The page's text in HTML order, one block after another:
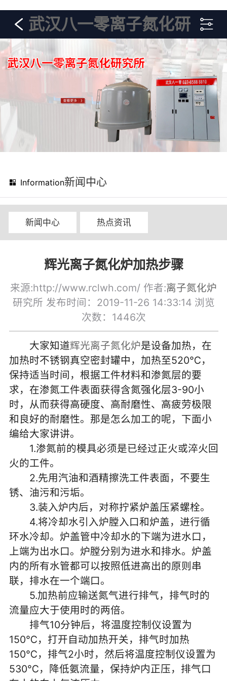
武汉八一零离子氮化研
究所
Information新闻中心
新闻中心 热点资讯
辉光离子氮化炉加热步骤
来源:http://www.rclwh.com/ 作者:离子氮化炉
研究所 发布时间：2019-11-26 14:33:14 浏览
次数：1446次
大家知道辉光离子氮化炉是设备加热，在
加热时不锈钢真空密封罐中，加热至520℃，
保持适当时间，根据工件材料和渗氮层的要
求，在渗氮工件表面获得含氮强化层3-90小
时，从而获得高硬度、高耐磨性、高疲劳极限
和良好的耐磨性。那是怎么加工的呢，下面小
编给大家讲讲。
1.渗氮前的模具必须是已经过正火或淬火回
火的工件。
2.先用汽油和酒精擦洗工件表面，不要生
锈、油污和污垢。
3.装入炉内后，对称拧紧炉盖压紧螺栓。
4.将冷却水引入炉膛入口和炉盖，进行循
环水冷却。炉盖管中冷却水的下端为进水口，
上端为出水口。炉膛分别为进水和排水。炉盖
内的所有水管都可以按照低进高出的原则串
联，排水在一个端口。
5.加热前应输送氮气进行排气，排气时的
流量应大于使用时的两倍。
排气10分钟后，将温度控制仪设置为
150℃，打开自动加热开关，排气时加热
150℃，排气2小时，然后将温度控制仪设置为
530℃，降低氨流量，保持炉内正压，排气口